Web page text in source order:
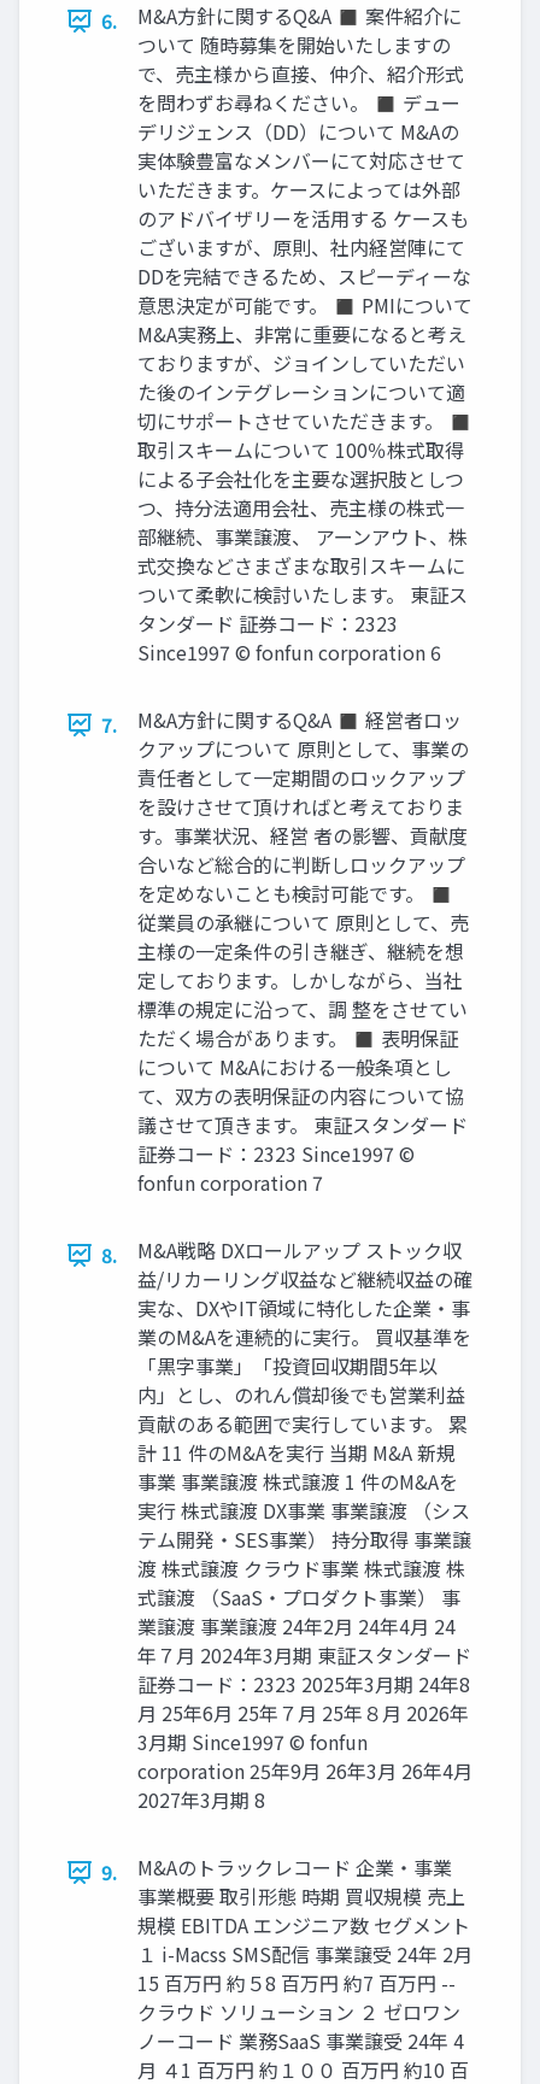
6.
M&A方針に関するQ&A ◼ 案件紹介に
ついて 随時募集を開始いたしますの
で、売主様から直接、仲介、紹介形式
を問わずお尋ねください。 ◼ デュー
デリジェンス（DD）について M&Aの
実体験豊富なメンバーにて対応させて
いただきます。ケースによっては外部
のアドバイザリーを活用する ケースも
ございますが、原則、社内経営陣にて
DDを完結できるため、スピーディーな
意思決定が可能です。 ◼ PMIについて
M&A実務上、非常に重要になると考え
ておりますが、ジョインしていただい
た後のインテグレーションについて適
切にサポートさせていただきます。 ◼
取引スキームについて 100％株式取得
による子会社化を主要な選択肢としつ
つ、持分法適用会社、売主様の株式一
部継続、事業譲渡、 アーンアウト、株
式交換などさまざまな取引スキームに
ついて柔軟に検討いたします。 東証ス
タンダード 証券コード：2323
Since1997 © fonfun corporation 6
7.
M&A方針に関するQ&A ◼ 経営者ロッ
クアップについて 原則として、事業の
責任者として一定期間のロックアップ
を設けさせて頂ければと考えておりま
す。事業状況、経営 者の影響、貢献度
合いなど総合的に判断しロックアップ
を定めないことも検討可能です。 ◼
従業員の承継について 原則として、売
主様の一定条件の引き継ぎ、継続を想
定しております。しかしながら、当社
標準の規定に沿って、調 整をさせてい
ただく場合があります。 ◼ 表明保証
について M&Aにおける一般条項とし
て、双方の表明保証の内容について協
議させて頂きます。 東証スタンダード
証券コード：2323 Since1997 ©
fonfun corporation 7
8.
M&A戦略 DXロールアップ ストック収
益/リカーリング収益など継続収益の確
実な、DXやIT領域に特化した企業・事
業のM&Aを連続的に実行。 買収基準を
「黒字事業」「投資回収期間5年以
内」とし、のれん償却後でも営業利益
貢献のある範囲で実行しています。 累
計 11 件のM&Aを実行 当期 M&A 新規
事業 事業譲渡 株式譲渡 1 件のM&Aを
実行 株式譲渡 DX事業 事業譲渡 （シス
テム開発・SES事業） 持分取得 事業譲
渡 株式譲渡 クラウド事業 株式譲渡 株
式譲渡 （SaaS・プロダクト事業） 事
業譲渡 事業譲渡 24年2月 24年4月 24
年７月 2024年3月期 東証スタンダード
証券コード：2323 2025年3月期 24年8
月 25年6月 25年７月 25年８月 2026年
3月期 Since1997 © fonfun
corporation 25年9月 26年3月 26年4月
2027年3月期 8
9.
M&Aのトラックレコード 企業・事業
事業概要 取引形態 時期 買収規模 売上
規模 EBITDA エンジニア数 セグメント
１ i-Macss SMS配信 事業譲受 24年 2月
15 百万円 約５8 百万円 約7 百万円 --
クラウド ソリューション ２ ゼロワン
ノーコード 業務SaaS 事業譲受 24年 4
月 ４1 百万円 約１００ 百万円 約10 百